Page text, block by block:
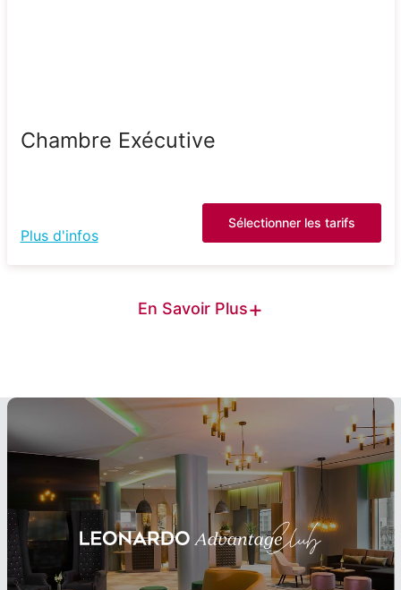
Chambre Exécutive
Plus d'infos
Sélectionner les tarifs
En Savoir Plus+